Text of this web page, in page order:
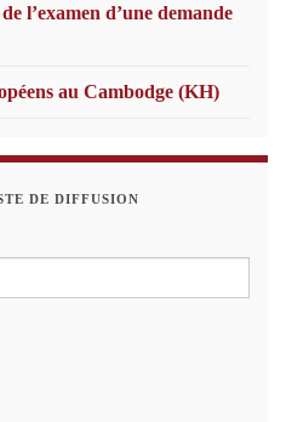
l’examen d’une demande
au Cambodge (KH)
DE DIFFUSION